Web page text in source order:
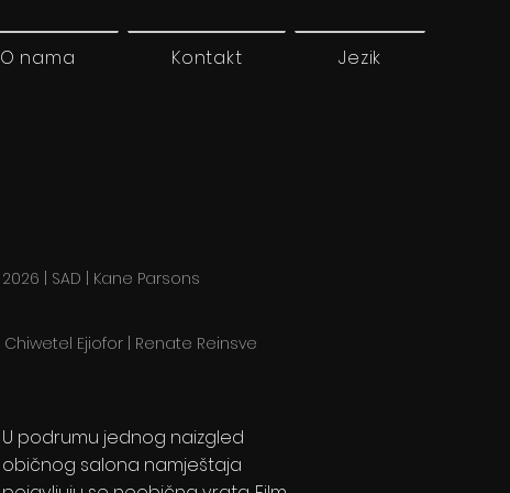
O nama Kontakt Jezik
2026 | SAD | Kane Parsons
Chiwetel Ejiofor | Renate Reinsve
U podrumu jednog naizgled
običnog salona namještaja